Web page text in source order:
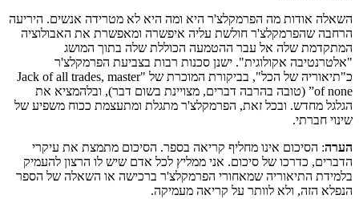
השאלה אודות מה הפרמקלצ'ר היא ומה היא לא מטרידה אנשים. היריעה
הרחבה שהפרמקלצ'ר חולשת עליה איפשרה ומאפשרת את האבולוציה
המתקדמת שלה אל עבר ההטמעה הכוללת שלה בתוך המושג
"אלטרנטיבה אקולוגית". ישנן סכנות רבות בצביעת הפרמקלצ'ר
כ"תיאוריה של הכל", בביקורת המוכרת של "Jack of all trades, master
of none” (טובה בהרבה דברים, מצויינת בשום דבר), ובלהמציא את
הגלגל מחדש. ובכל זאת, הפרמקלצ'ר מתגלת ומתעצמת ככוח משפיע של
שינוי חברתי.
הערה: הסיכום אינו מחליף קריאה בספר. הסיכום מתמצת את עיקרי
הדברים, כדרכו של סיכום. אני ממליץ לכל אדם שיש לו הרצון להעמיק
בלמידת התיאוריה שמאחורי הפרמקלצ'ר ברכישה או השאלה של הספר
הנפלא הזה, ולא לוותר על קריאה מעמיקה.